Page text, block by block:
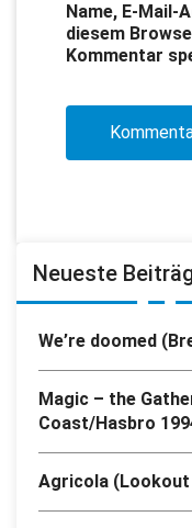
Name, E-Mail-
diesem
Kommentar
Neueste
We’re doomed
Magic – the
Coast/Hasbro
Agricola (Lookout